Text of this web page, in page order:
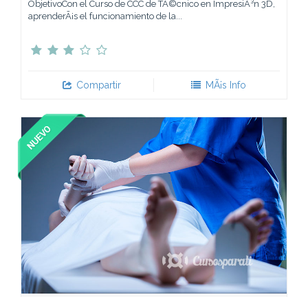
ObjetivoCon el Curso de CCC de TÃ©cnico en ImpresiÃ³n 3D,
aprenderÃ¡s el funcionamiento de la...
Compartir MÃ¡s Info